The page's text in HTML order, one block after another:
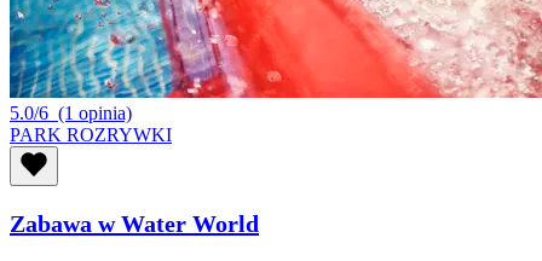
5.0/6 (1 opinia)
PARK ROZRYWKI
Zabawa w Water World